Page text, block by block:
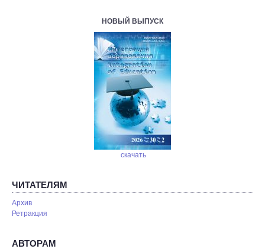
НОВЫЙ ВЫПУСК
скачать
ЧИТАТЕЛЯМ
Архив
Ретракция
АВТОРАМ